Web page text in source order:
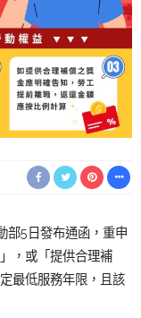
部5日發布通函，重申
，或「提供合理補
最低服務年限，且該